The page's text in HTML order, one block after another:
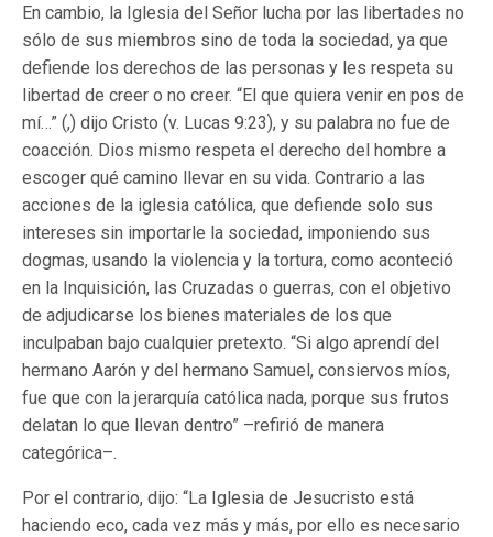
En cambio, la Iglesia del Señor lucha por las libertades no
sólo de sus miembros sino de toda la sociedad, ya que
defiende los derechos de las personas y les respeta su
libertad de creer o no creer. “El que quiera venir en pos de
mí…” (,) dijo Cristo (v. Lucas 9:23), y su palabra no fue de
coacción. Dios mismo respeta el derecho del hombre a
escoger qué camino llevar en su vida. Contrario a las
acciones de la iglesia católica, que defiende solo sus
intereses sin importarle la sociedad, imponiendo sus
dogmas, usando la violencia y la tortura, como aconteció
en la Inquisición, las Cruzadas o guerras, con el objetivo
de adjudicarse los bienes materiales de los que
inculpaban bajo cualquier pretexto. “Si algo aprendí del
hermano Aarón y del hermano Samuel, consiervos míos,
fue que con la jerarquía católica nada, porque sus frutos
delatan lo que llevan dentro” –refirió de manera
categórica–.
Por el contrario, dijo: “La Iglesia de Jesucristo está
haciendo eco, cada vez más y más, por ello es necesario